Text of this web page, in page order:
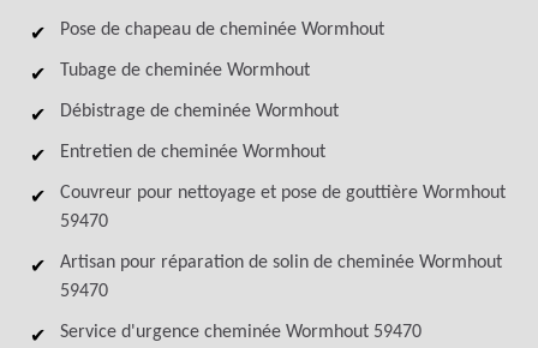
Pose de chapeau de cheminée Wormhout
Tubage de cheminée Wormhout
Débistrage de cheminée Wormhout
Entretien de cheminée Wormhout
Couvreur pour nettoyage et pose de gouttière Wormhout
59470
Artisan pour réparation de solin de cheminée Wormhout
59470
Service d'urgence cheminée Wormhout 59470